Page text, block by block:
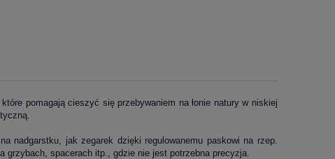
pomagają cieszyć się przebywaniem na łonie natury w niskiej
nadgarstku, jak zegarek dzięki regulowanemu paskowi na rzep.
grzybach, spacerach itp., gdzie nie jest potrzebna precyzja.